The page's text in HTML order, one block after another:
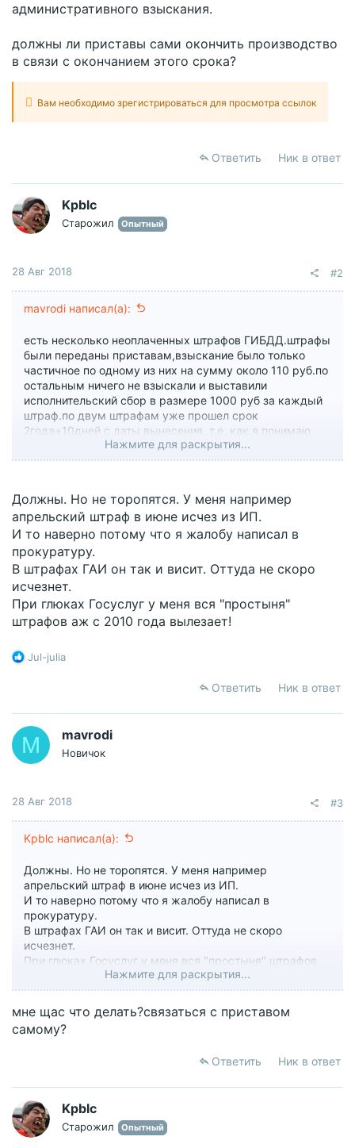
административного взыскания.
должны ли приставы сами окончить производство
в связи с окончанием этого срока?
Вам необходимо зрегистрироваться для просмотра ссылок
Ответить Ник в ответ
Kpblc
Старожил Опытный
28 Авг 2018 #2
mavrodi написал(а):
есть несколько неоплаченных штрафов ГИБДД.штрафы
были переданы приставам,взыскание было только
частичное по одному из них на сумму около 110 руб.по
остальным ничего не взыскали и выставили
исполнительский сбор в размере 1000 руб за каждый
штраф.по двум штрафам уже прошел срок
2года+10дней с даты вынесения, т.е. как я понимаю
истек срок давности исполнения административного
взыскания.
связи с окончанием этого срока?
Вам необходимо зрегистрироваться для просмотра
ссылок
Нажмите для раскрытия...
Должны. Но не торопятся. У меня например
апрельский штраф в июне исчез из ИП.
И то наверно потому что я жалобу написал в
прокуратуру.
В штрафах ГАИ он так и висит. Оттуда не скоро
исчезнет.
При глюках Госуслуг у меня вся "простыня"
штрафов аж с 2010 года вылезает!
Р
ц
и
и
:
Jul-julia
Ответить Ник в ответ
M mavrodi
Новичок
28 Авг 2018 #3
Kpblc написал(а):
Должны. Но не торопятся. У меня например
апрельский штраф в июне исчез из ИП.
И то наверно потому что я жалобу написал в
прокуратуру.
В штрафах ГАИ он так и висит. Оттуда не скоро
исчезнет.
При глюках Госуслуг у меня вся "простыня" штрафов
аж с 2010 года вылезает!Нажмите для раскрытия...
мне щас что делать?связаться с приставом
самому?
Ответить Ник в ответ
Kpblc
Старожил Опытный